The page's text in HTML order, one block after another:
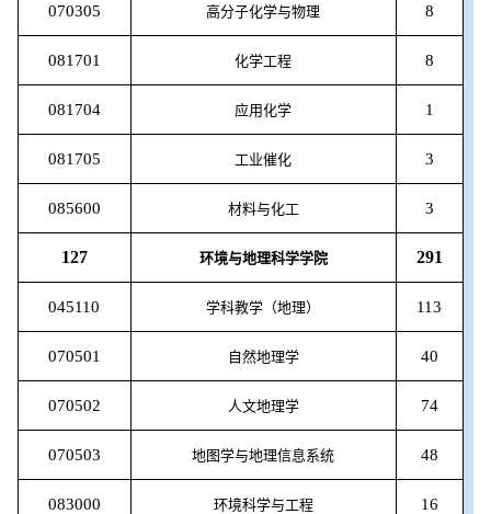
070305 高分子化学与物理 8
081701 化学工程 8
081704 应用化学 1
081705 工业催化 3
085600 材料与化工 3
127 环境与地理科学学院 291
045110 学科教学（地理） 113
070501 自然地理学 40
070502 人文地理学 74
070503 地图学与地理信息系统 48
083000 环境科学与工程 16